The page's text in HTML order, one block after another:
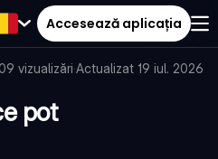
Accesează aplicația
vizualizări·Actualizat 19 iul. 2026
pot